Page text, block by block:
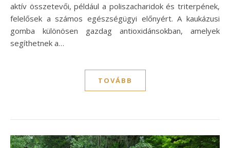
aktív összetevői, például a poliszacharidok és triterpének,
felelősek a számos egészségügyi előnyért. A kaukázusi
gomba különösen gazdag antioxidánsokban, amelyek
segíthetnek a…
TOVÁBB